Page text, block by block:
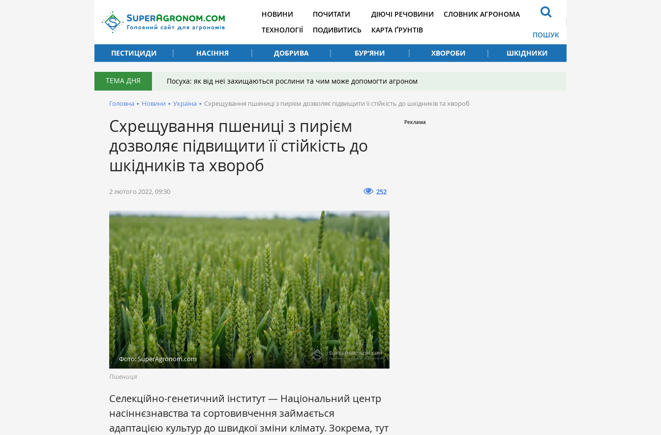
НОВИНИ
ТЕХНОЛОГІЇ
ПОЧИТАТИ
ПОДИВИТИСЬ
ДІЮЧІ РЕЧОВИНИ
КАРТА ҐРУНТІВ
СЛОВНИК АГРОНОМА
ПОШУК
ПЕСТИЦИДИ
НАСІННЯ ДОБРИВА БУР’ЯНИ ХВОРОБИ ШКІДНИКИ
ТЕМА ДНЯ Посуха: як від неї захищаються рослини та чим може допомогти агроном
Головна • Новини • Україна • Схрещування пшениці з пирієм дозволяє підвищити її стійкість до шкідників та хвороб
Схрещування пшениці з пирієм
дозволяє підвищити її стійкість до
шкідників та хвороб
2 лютого 2022, 09:30 252
Фото: SuperAgronom.com
Пшениця
Селекційно-генетичний інститут — Національний центр
насіннєзнавства та сортовивчення займається
адаптацією культур до швидкої зміни клімату. Зокрема, тут